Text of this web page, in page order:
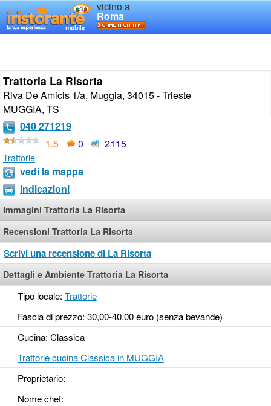
vicino a
Roma
Trattoria La Risorta
Riva De Amicis 1/a, Muggia, 34015 - Trieste
MUGGIA, TS
040 271219
1.5
0 2115
Trattorie
vedi la mappa
Indicazioni
Immagini Trattoria La Risorta
Recensioni Trattoria La Risorta
Scrivi una recensione di La Risorta
Dettagli e Ambiente Trattoria La Risorta
Tipo locale: Trattorie
Fascia di prezzo: 30,00-40,00 euro (senza bevande)
Cucina: Classica
Trattorie cucina Classica in MUGGIA
Proprietario:
Nome chef: